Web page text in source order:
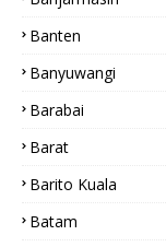
Banten
Banyuwangi
Barabai
Barat
Barito Kuala
Batam